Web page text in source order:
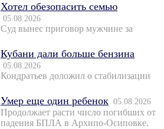
Хотел обезопасить семью
05.08.2026
Суд вынес приговор мужчине за
Кубани дали больше бензина
05.08.2026
Кондратьев доложил о стабилизации
Умер еще один ребенок 05.08.2026
Продолжает расти число погибших от
падения БПЛА в Архипо-Осиповке.